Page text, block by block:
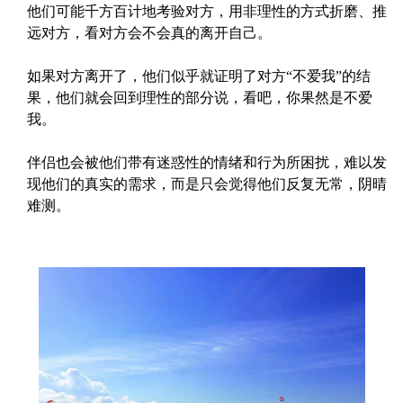
他们可能千方百计地考验对方，用非理性的方式折磨、推
远对方，看对方会不会真的离开自己。
如果对方离开了，他们似乎就证明了对方“不爱我”的结
果，他们就会回到理性的部分说，看吧，你果然是不爱
我。
伴侣也会被他们带有迷惑性的情绪和行为所困扰，难以发
现他们的真实的需求，而是只会觉得他们反复无常，阴晴
难测。